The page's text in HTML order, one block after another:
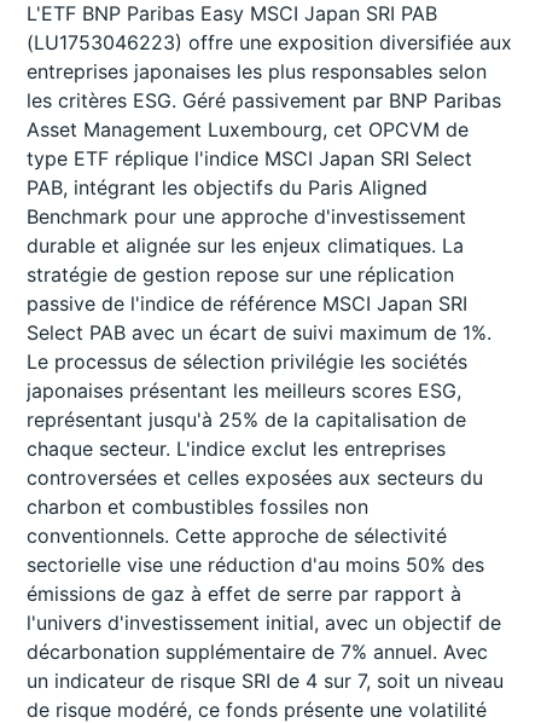
L'ETF BNP Paribas Easy MSCI Japan SRI PAB
(LU1753046223) offre une exposition diversifiée aux
entreprises japonaises les plus responsables selon
les critères ESG. Géré passivement par BNP Paribas
Asset Management Luxembourg, cet OPCVM de
type ETF réplique l'indice MSCI Japan SRI Select
PAB, intégrant les objectifs du Paris Aligned
Benchmark pour une approche d'investissement
durable et alignée sur les enjeux climatiques. La
stratégie de gestion repose sur une réplication
passive de l'indice de référence MSCI Japan SRI
Select PAB avec un écart de suivi maximum de 1%.
Le processus de sélection privilégie les sociétés
japonaises présentant les meilleurs scores ESG,
représentant jusqu'à 25% de la capitalisation de
chaque secteur. L'indice exclut les entreprises
controversées et celles exposées aux secteurs du
charbon et combustibles fossiles non
conventionnels. Cette approche de sélectivité
sectorielle vise une réduction d'au moins 50% des
émissions de gaz à effet de serre par rapport à
l'univers d'investissement initial, avec un objectif de
décarbonation supplémentaire de 7% annuel. Avec
un indicateur de risque SRI de 4 sur 7, soit un niveau
de risque modéré, ce fonds présente une volatilité